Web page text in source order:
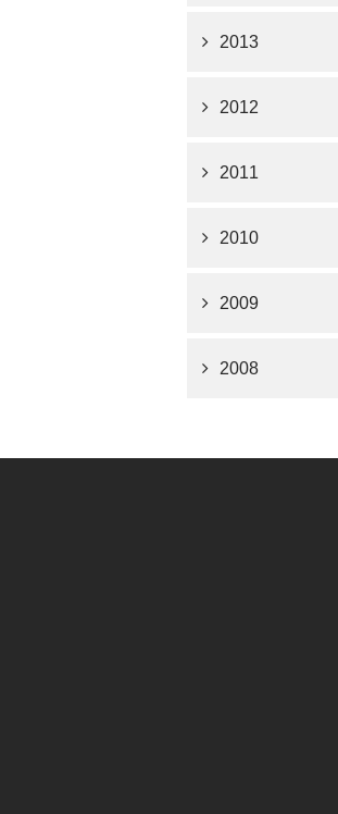
2013
2012
2011
2010
2009
2008